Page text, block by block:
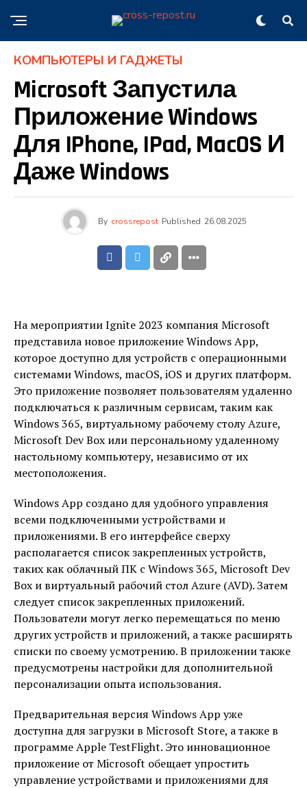
КОМПЬЮТЕРЫ И ГАДЖЕТЫ
Microsoft Запустила
Приложение Windows
Для IPhone, IPad, MacOS И
Даже Windows
By crossrepost Published 26.08.2025
На мероприятии Ignite 2023 компания Microsoft
представила новое приложение Windows App,
которое доступно для устройств с операционными
системами Windows, macOS, iOS и других платформ.
Это приложение позволяет пользователям удаленно
подключаться к различным сервисам, таким как
Windows 365, виртуальному рабочему столу Azure,
Microsoft Dev Box или персональному удаленному
настольному компьютеру, независимо от их
местоположения.
Windows App создано для удобного управления
всеми подключенными устройствами и
приложениями. В его интерфейсе сверху
располагается список закрепленных устройств,
таких как облачный ПК с Windows 365, Microsoft Dev
Box и виртуальный рабочий стол Azure (AVD). Затем
следует список закрепленных приложений.
Пользователи могут легко перемещаться по меню
других устройств и приложений, а также расширять
списки по своему усмотрению. В приложении также
предусмотрены настройки для дополнительной
персонализации опыта использования.
Предварительная версия Windows App уже
доступна для загрузки в Microsoft Store, а также в
программе Apple TestFlight. Это инновационное
приложение от Microsoft обещает упростить
управление устройствами и приложениями для